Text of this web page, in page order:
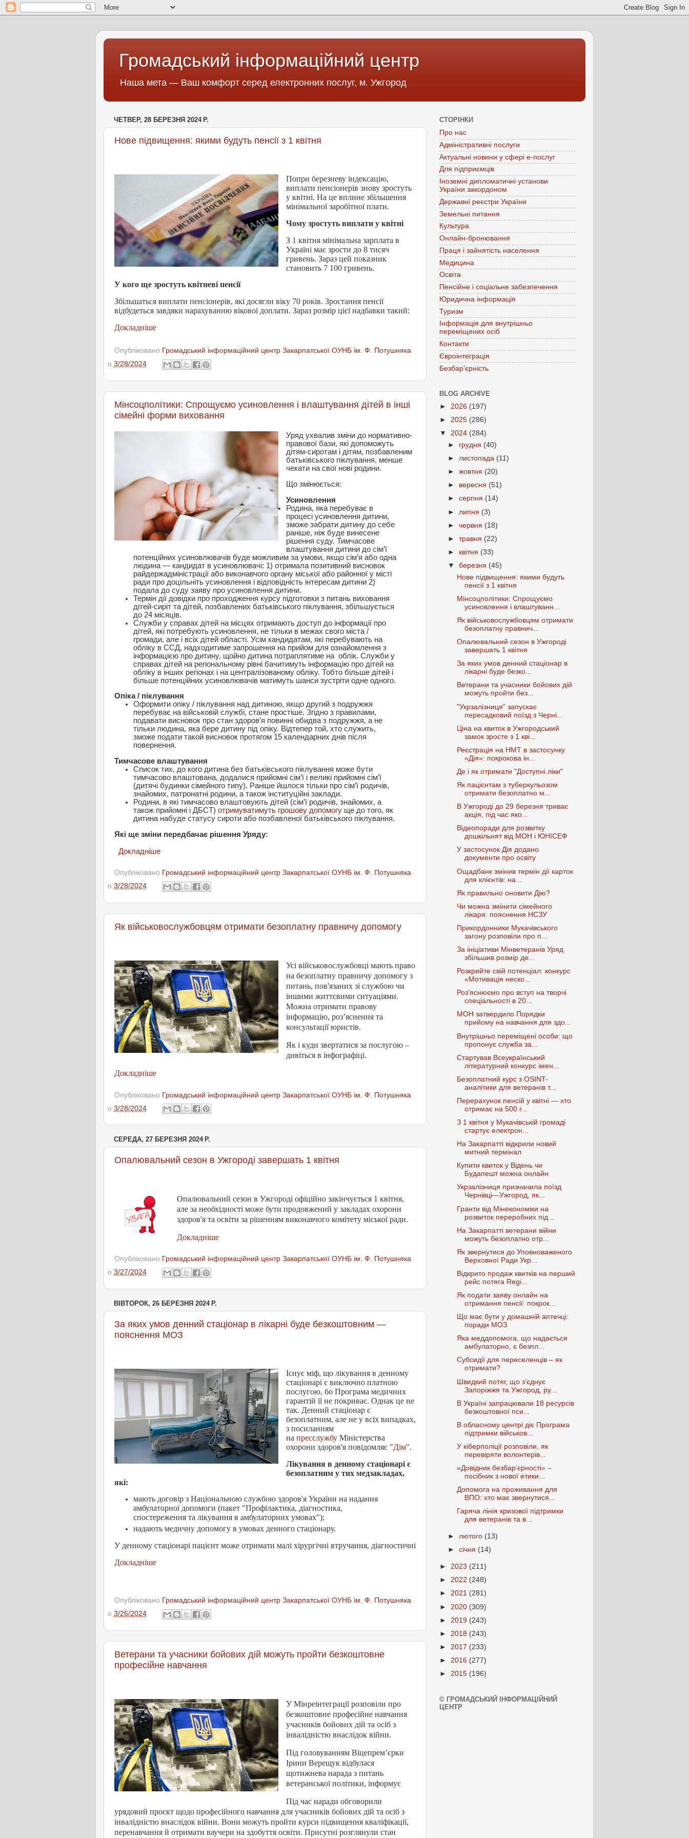
Громадський інформаційний центр
Наша мета — Ваш комфорт серед електронних послуг, м. Ужгород
ЧЕТВЕР, 28 БЕРЕЗНЯ 2024 Р.
Нове підвищення: якими будуть пенсії з 1 квітня
Попри березневу індексацію,
виплати пенсіонерів знову зростуть
у квітні. На це вплине збільшення
мінімальної заробітної плати.
Чому зростуть виплати у квітні
З 1 квітня мінімальна зарплата в
Україні має зрости до 8 тисяч
гривень. Зараз цей показник
становить 7 100 гривень.
У кого ще зростуть квітневі пенсії
Збільшаться виплати пенсіонерів, які досягли віку 70 років. Зростання пенсії
відбудеться завдяки нарахуванню вікової доплати. Зараз розмір цієї надбавки такий:
Докладніше
Опубліковано Громадський інформаційний центр Закарпатської ОУНБ ім. Ф. Потушняка
о 3/28/2024
Мінсоцполітики: Спрощуємо усиновлення і влаштування дітей в інші
сімейні форми виховання
Уряд ухвалив зміни до нормативно-
правової бази, які допоможуть
дітям-сиротам і дітям, позбавленим
батьківського піклування, менше
чекати на свої нові родини.
Що змінюється:
Усиновлення
Родина, яка перебуває в
процесі усиновлення дитини,
зможе забрати дитину до себе
раніше, ніж буде винесене
рішення суду. Тимчасове
влаштування дитини до сім’ї
потенційних усиновлювачів буде можливим за умови, якщо сім’я або одна
людина — кандидат в усиновлювачі: 1) отримала позитивний висновок
райдержадміністрації або виконавчого органу міської або районної у місті
ради про доцільніть усиновлення і відповідність інтересам дитини 2)
подала до суду заяву про усиновлення дитини.
Термін дії довідки про проходження курсу підготовки з питань виховання
дітей-сиріт та дітей, позбавлених батьківського піклування, збільшується
до 24 місяців.
Служби у справах дітей на місцях отримають доступ до інформації про
дітей, які потребують усиновлення, не тільки в межах свого міста /
громади, але і всіх дітей області. Усім кандидатам, які перебувають на
обліку в ССД, надходитиме запрошення на прийом для ознайомлення з
інформацією про дитину, щойно дитина потраплятиме на облік. Служби у
справах дітей на регіональному рівні бачитимуть інформацію про дітей на
обліку в інших регіонах і на централізованому обліку. Тобто більше дітей і
більше потенційних усиновлювачів матимуть шанси зустріти одне одного.
Опіка / піклування
Оформити опіку / піклування над дитиною, якщо другий з подружжя
перебуває на військовій службі, стане простіше. Згідно з правилами,
подавати висновок про стан здоров’я повинні обидва з подружжя, а не
тільки людина, яка бере дитину під опіку. Відтепер той, хто служить,
зможе подати такой висновок протягом 15 календарних днів після
повернення.
Тимчасове влаштування
Список тих, до кого дитина без батьківського піклування може бути
тимчасово влаштована, додалися прийомні сім’ї і великі прийомні сім’ї
(дитячі будинки сімейного типу). Раніше йшлося тільки про сім’ї родичів,
знайомих, патронатні родини, а також інституційні заклади.
Родини, в які тимчасово влаштовують дітей (сім’ї родичів, знайомих, а
також прийомні і ДБСТ)отримуватимуть грошову допомогу ще до того, як
дитина набуде статусу сироти або позбавленої батьківського піклування.
Які ще зміни передбачає рішення Уряду:
Докладніше
Опубліковано Громадський інформаційний центр Закарпатської ОУНБ ім. Ф. Потушняка
о 3/28/2024
Як військовослужбовцям отримати безоплатну правничу допомогу
Усі військовослужбовці мають право
на безоплатну правничу допомогу з
питань, пов'язаних зі службою чи
іншими життєвими ситуаціями.
Можна отримати правову
інформацію, роз’яснення та
консультації юристів.
Як і куди звертатися за послугою –
дивіться в інфографіці.
Докладніше
Опубліковано Громадський інформаційний центр Закарпатської ОУНБ ім. Ф. Потушняка
о 3/28/2024
СЕРЕДА, 27 БЕРЕЗНЯ 2024 Р.
Опалювальний сезон в Ужгороді завершать 1 квітня
Опалювальний сезон в Ужгороді офіційно закінчується 1 квітня,
але за необхідності може бути продовжений у закладах охорони
здоров'я та освіти за рішенням виконавчого комітету міської ради.
Докладніше
Опубліковано Громадський інформаційний центр Закарпатської ОУНБ ім. Ф. Потушняка
о 3/27/2024
ВІВТОРОК, 26 БЕРЕЗНЯ 2024 Р.
За яких умов денний стаціонар в лікарні буде безкоштовним —
пояснення МОЗ
Існує міф, що лікування в денному
стаціонарі є виключно платною
послугою, бо Програма медичних
гарантій її не покриває. Однак це не
так. Денний стаціонар є
безоплатним, але не у всіх випадках,
з посиланням
на пресслужбуМіністерства
охорони здоров'я повідомляє "Дім".
Лікування в денному стаціонарі є
безоплатним у тих медзакладах,
які:
мають договір з Національною службою здоров'я України на надання
амбулаторної допомоги (пакет "Профілактика, діагностика,
спостереження та лікування в амбулаторних умовах");
надають медичну допомогу в умовах денного стаціонару.
У денному стаціонарі пацієнт може отримати малі хірургічні втручання, діагностичні
Докладніше
Опубліковано Громадський інформаційний центр Закарпатської ОУНБ ім. Ф. Потушняка
о 3/26/2024
Ветерани та учасники бойових дій можуть пройти безкоштовне
професійне навчання
У Мінреінтеграції розповіли про
безкоштовне професійне навчання
учасників бойових дій та осіб з
інвалідністю внаслідок війни.
Під головуванням Віцепрем’єрки
Ірини Верещук відбулася
щотижнева нарада з питань
ветеранської політики, інформує
Під час наради обговорили
урядовий проєкт щодо професійного навчання для учасників бойових дій та осіб з
інвалідністю внаслідок війни. Вони можуть пройти курси підвищення кваліфікації,
перенавчання й отримати ваучери на здобуття освіти. Присутні розглянули стан
СТОРІНКИ
Про нас
Адміністративні послуги
Актуальні новини у сфері е-послуг
Для підприємців
Іноземні дипломатичні установи
України закордоном
Державні реєстри України
Земельні питання
Культура
Онлайн-бронювання
Праця і зайнятість населення
Медицина
Освіта
Пенсійне і соціальне забезпечення
Юридична інформація
Туризм
Інформація для внутрішньо
переміщених осіб
Контакти
Євроінтеграція
Безбар’єрність
BLOG ARCHIVE
► 2026 (197)
► 2025 (286)
▼ 2024 (284)
► грудня (40)
►листопада (11)
►жовтня (20)
► вересня (51)
►серпня (14)
► липня (3)
►червня (18)
►травня (22)
► квітня (33)
▼березня (45)
Нове підвищення: якими будуть
пенсії з 1 квітня
Мінсоцполітики: Спрощуємо
усиновлення і влаштуванн...
Як військовослужбовцям отримати
безоплатну правнич...
Опалювальний сезон в Ужгороді
завершать 1 квітня
За яких умов денний стаціонар в
лікарні буде безко...
Ветерани та учасники бойових дій
можуть пройти без...
"Укрзалізниця" запускає
пересадковий поїзд з Черні...
Ціна на квиток в Ужгородський
замок зросте з 1 кві...
Реєстрація на НМТ в застосунку
«Дія»: покрокова ін...
Де і як отримати "Доступні ліки"
Як пацієнтам з туберкульозом
отримати безоплатно м...
В Ужгороді до 29 березня триває
акція, під час яко...
Відеопоради для розвитку
дошкільнят від МОН і ЮНІСЕФ
У застосунок Дія додано
документи про освіту
Ощадбанк змінив термін дії карток
для клієнтів: на...
Як правильно оновити Дію?
Чи можна змінити сімейного
лікаря: пояснення НСЗУ
Прикордонники Мукачівського
загону розповіли про п...
За ініціативи Мінветеранів Уряд
збільшив розмір де...
Розкрийте свій потенціал: конкурс
«Мотивація неско...
Роз'яснюємо про вступ на творчі
спеціальності в 20...
МОН затвердило Порядки
прийому на навчання для здо...
Внутрішньо переміщені особи: що
пропонує служба за...
Стартував Всеукраїнський
літературний конкурс імен...
Безоплатний курс з OSINT-
аналітики для ветеранів т...
Перерахунок пенсій у квітні — хто
отримає на 500 г...
З 1 квітня у Мукачівській громаді
стартує електрон...
На Закарпатті відкрили новий
митний термінал
Купити квиток у Відень чи
Будапешт можна онлайн
Укрзалізниця призначила поїзд
Чернівці—Ужгород, як...
Гранти від Мінекономіки на
розвиток переробних під...
На Закарпатті ветерани війни
можуть безоплатно отр...
Як звернутися до Уповноваженого
Верховної Ради Укр...
Відкрито продаж квитків на перший
рейс потяга Regi...
Як подати заяву онлайн на
отримання пенсії: покрок...
Що має бути у домашній аптечці:
поради МОЗ
Яка меддопомога, що надається
амбулаторно, є безпл...
Субсидії для переселенців – як
отримати?
Швидкий потяг, що з’єднує
Запоріжжя та Ужгород, ру...
В Україні запрацювали 18 ресурсів
безкоштовної пси...
В обласному центрі діє Програма
підтримки військов...
У кіберполіції розповіли, як
перевіряти волонтерів...
«Довідник безбарʼєрності» –
посібник з нової етики...
Допомога на проживання для
ВПО: хто має звернутися...
Гаряча лінія кризової підтримки
для ветеранів та в...
►лютого (13)
►січня (14)
► 2023 (211)
► 2022 (248)
► 2021 (281)
► 2020 (309)
► 2019 (243)
► 2018 (243)
► 2017 (233)
► 2016 (277)
► 2015 (196)
© ГРОМАДСЬКИЙ ІНФОРМАЦІЙНИЙ
ЦЕНТР